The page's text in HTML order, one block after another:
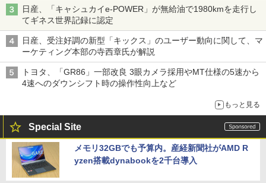
日産、「キャシュカイe-POWER」が無給油で1980kmを走行し
てギネス世界記録に認定
日産、受注好調の新型「キックス」のユーザー動向に関して、マ
ーケティング本部の寺西章氏が解説
トヨタ、「GR86」一部改良 3眼カメラ採用やMT仕様の5速から
4速へのダウンシフト時の操作性向上など
もっと見る
Special Site
メモリ32GBでも予算内。産経新聞社がAMD R
yzen搭載dynabookを2千台導入